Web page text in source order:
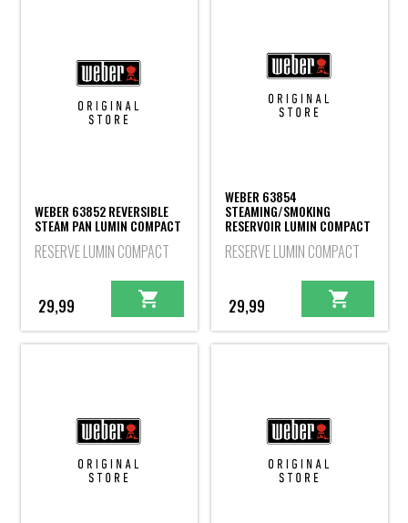
WEBER 63852 REVERSIBLE
STEAM PAN LUMIN COMPACT
RESERVE LUMIN COMPACT
29,99
WEBER 63854
STEAMING/SMOKING
RESERVOIR LUMIN COMPACT
RESERVE LUMIN COMPACT
29,99